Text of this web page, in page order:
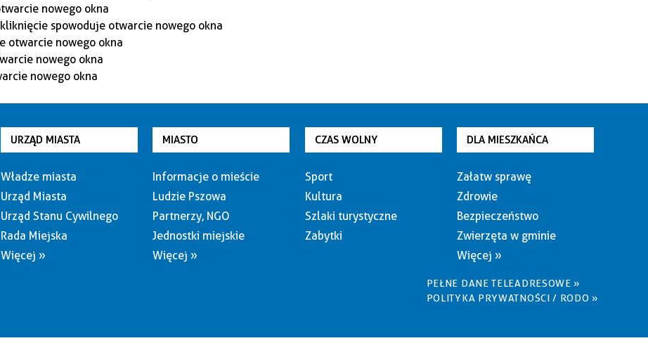
URZĄD MIASTA
Władze miasta
Urząd Miasta
Urząd Stanu Cywilnego
Rada Miejska
Więcej »
MIASTO
Informacje o mieście
Ludzie Pszowa
Partnerzy, NGO
Jednostki miejskie
Więcej »
CZAS WOLNY
Sport
Kultura
Szlaki turystyczne
Zabytki
DLA MIESZKAŃCA
Załatw sprawę
Zdrowie
Bezpieczeństwo
Zwierzęta w gminie
Więcej »
PEŁNE DANE TELEADRESOWE »
POLITYKA PRYWATNOŚCI / RODO »